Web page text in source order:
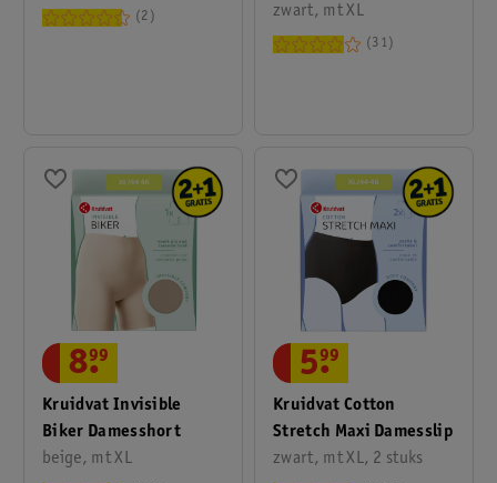
2
zwart, mt XL
31
Kruidvat Invisible
Biker Damesshort
beige, mt XL
8.
99
Kruidvat Cotton
Stretch Maxi Damesslip
zwart, mt XL, 2 stuks
5.
99